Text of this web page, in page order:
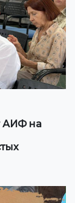
Эл аралык
АИФ на